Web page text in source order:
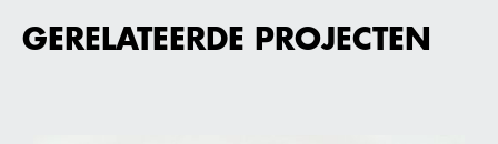
GERELATEERDE PROJECTEN